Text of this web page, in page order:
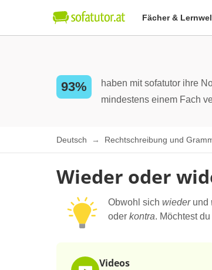
Fächer &
93%
haben mit sofatutor ihre
mindestens einem Fach
Deutsch Rechtschreibung und
Wieder oder
Obwohl sich wiederund
oder kontra. Möchtest
Videos